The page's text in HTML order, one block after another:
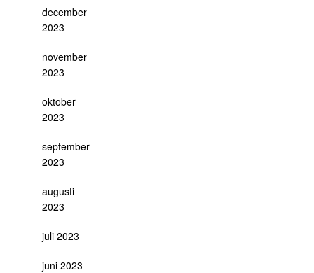
december
2023
november
2023
oktober
2023
september
2023
augusti
2023
juli 2023
juni 2023